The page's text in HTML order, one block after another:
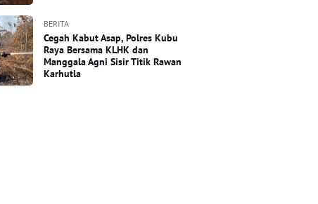
BERITA
Cegah Kabut Asap, Polres Kubu
Raya Bersama KLHK dan
Manggala Agni Sisir Titik Rawan
Karhutla